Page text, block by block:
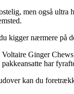
men også ultra
kigger nærmere på
Voltaire Ginger
har
kan du